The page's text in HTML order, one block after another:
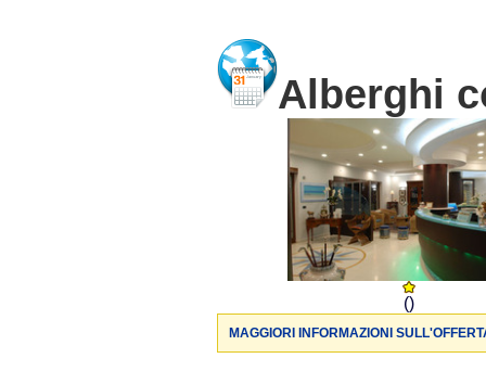
Alberghi
()
MAGGIORI INFORMAZIONI